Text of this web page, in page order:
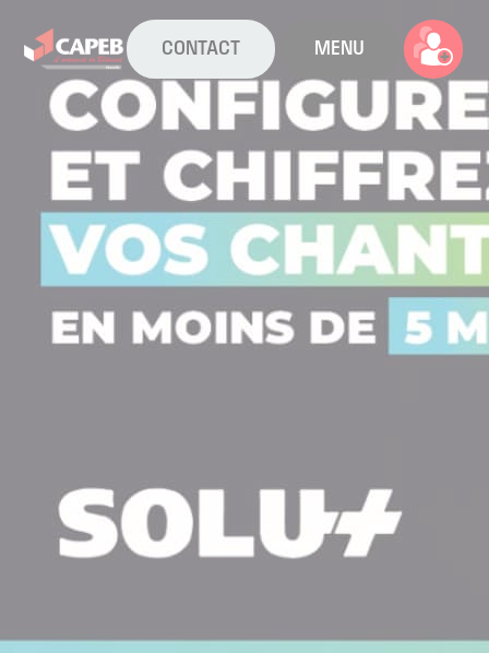
CONTACT MENU
La CAPEB
Nos services
Agenda
Actualités
Location de salles
Trouver un artisan
Espace adhérent